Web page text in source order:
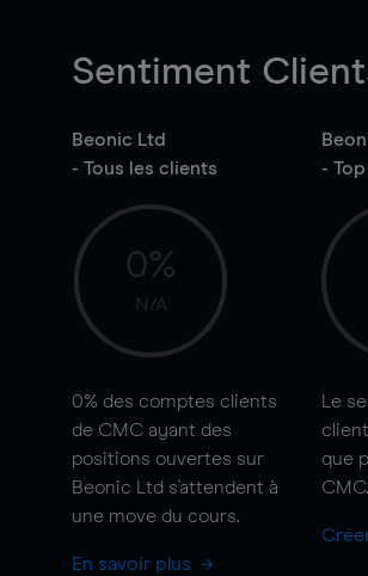
Sentiment
Beonic Ltd
- Tous les clients
0%
N/A
0% des comptes clients
de CMC ayant des
positions ouvertes sur
Beonic Ltd s'attendent à
une move du cours.
En savoir plus
-
Le
que
CMC.